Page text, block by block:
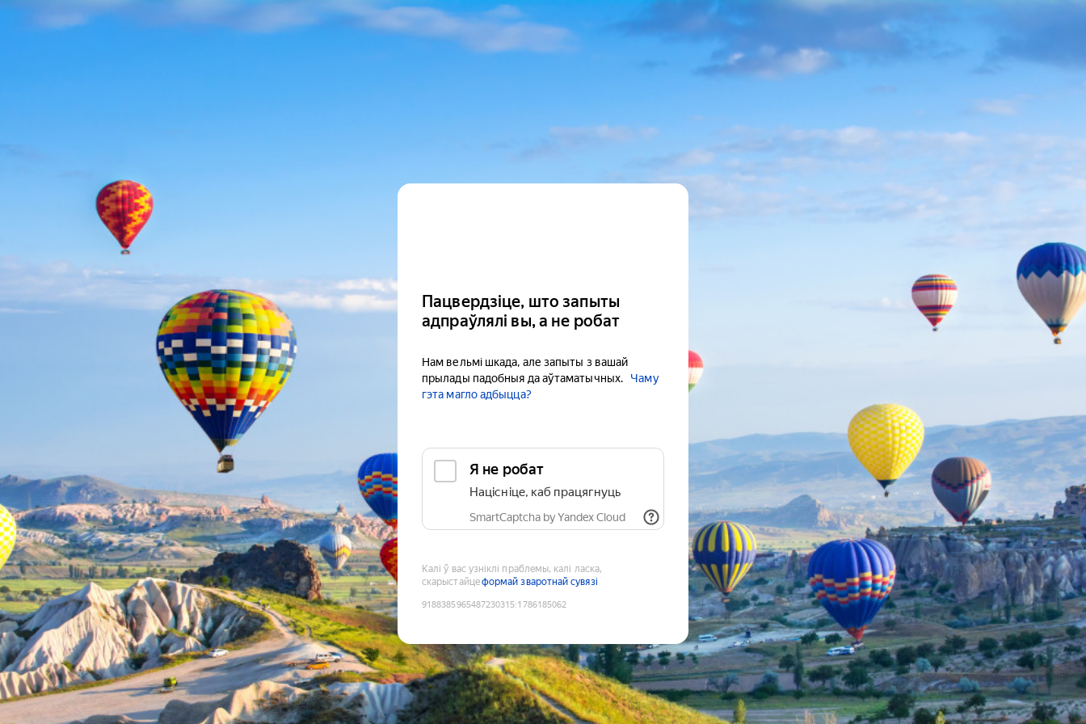
Пацвердзіце, што запыты
адпраўлялі вы, а не робат
Нам вельмі шкада, але запыты з вашай
прылады падобныя да аўтаматычных.
Чаму
гэта магло адбыцца?
Я не робат
Націсніце, каб працягнуць
SmartCaptcha by Yandex Cloud
Калі ў вас узніклі праблемы, калі ласка,
скарыстайцеформай зваротнай сувязі
9188385965487230315:1786185062